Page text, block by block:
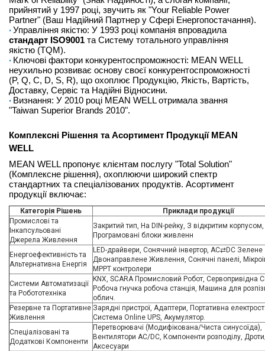
прийнятий у 1997 році, звучить як "Your Reliable Power
Partner" (Ваш Надійний Партнер у Сфері Енергопостачання).
Управління якістю: У 1993 році компанія впровадила
стандарт ISO9001 та Систему тотального управління
якістю (TQM).
Ключові фактори конкурентоспроможності: MEAN WELL
неухильно розвиває основу своєї конкурентоспроможності
(P, Q, C, D, S, R), що охоплює Продукцію, Якість, Вартість,
Доставку, Сервіс та Надійні Відносини.
Визнання: У 2010 році MEAN WELL отримала звання
"Taiwan Superior Brands 2010".
Комплексні Рішення та Асортимент Продукції MEAN
WELL
MEAN WELL пропонує клієнтам послугу "Total Solution"
(Комплексне рішення), охоплюючи широкий спектр
стандартних та спеціалізованих продуктів. Асортимент
продукції включає:
Категорія Рішень
Приклади продукції
Промислові та
Інкапсульовані
Джерела Живлення
Закритий тип, На DIN-рейку, З відкритим корпусом,
Програмовані блоки живленн
Енергоефективність та
Альтернативна Енергія
LED-драйвери, Сонячний інвертор, AC⇄DC Зелене
Двонаправлене Живлення, Сонячні панелі,
MPPT контролери
Системи Автоматизації
та Робототехніка
KNX, SCARA Промисловий Робот, Сервопривідна
Робоча гнучка робоча станція, Машина для
облич.
Резервне та Портативне
Живлення
Зарядні пристрої, Адаптери, Портативна
Система Online UPS, Акумулятор.
Спеціалізовані та
Додаткові Компоненти
Перетворювачі (Модифікована/Чиста синусоїда),
Вентилятори AC/DC, Компоненти розподілу,
Аксесуари